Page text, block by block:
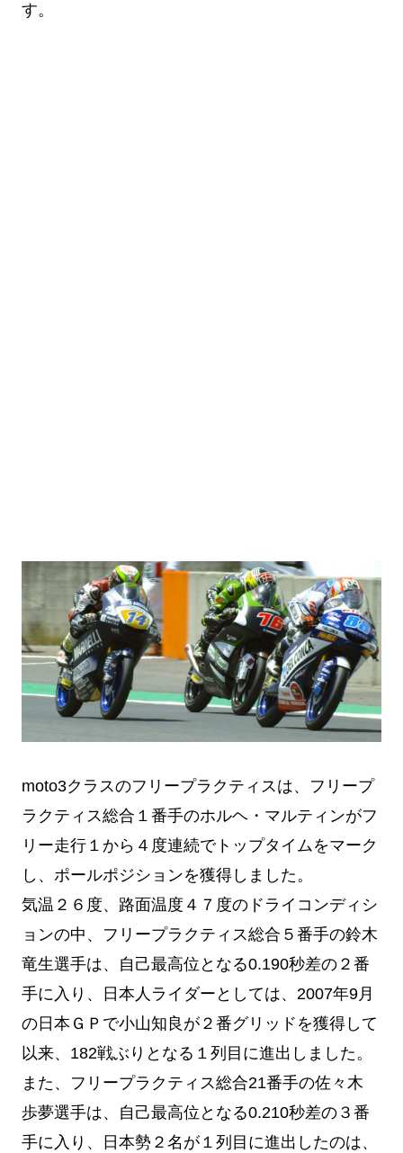
す。
moto3クラスのフリープラクティスは、フリープ
ラクティス総合１番手のホルヘ・マルティンがフ
リー走行１から４度連続でトップタイムをマーク
し、ポールポジションを獲得しました。
気温２６度、路面温度４７度のドライコンディシ
ョンの中、フリープラクティス総合５番手の鈴木
竜生選手は、自己最高位となる0.190秒差の２番
手に入り、日本人ライダーとしては、2007年9月
の日本ＧＰで小山知良が２番グリッドを獲得して
以来、182戦ぶりとなる１列目に進出しました。
また、フリープラクティス総合21番手の佐々木
歩夢選手は、自己最高位となる0.210秒差の３番
手に入り、日本勢２名が１列目に進出したのは、